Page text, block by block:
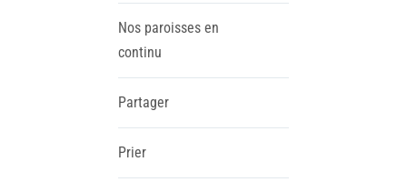
Nos paroisses en
continu
Partager
Prier